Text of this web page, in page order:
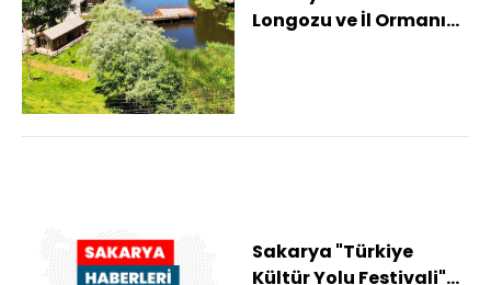
Longozu ve İl Ormanı
Sakarya "Türkiye
Kültür Yolu Festivali"ne